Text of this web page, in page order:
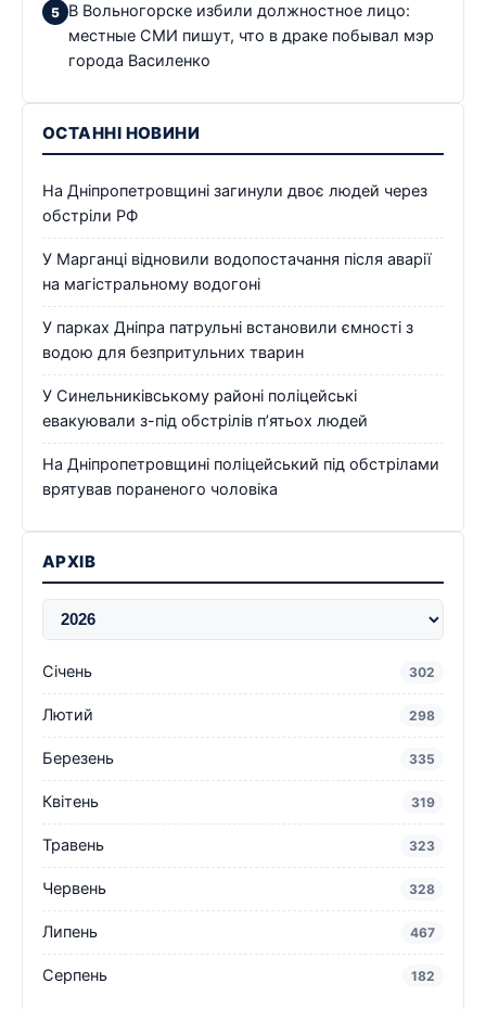
В Вольногорске избили должностное лицо:
местные СМИ пишут, что в драке побывал мэр
города Василенко
ОСТАННІ НОВИНИ
На Дніпропетровщині загинули двоє людей через
обстріли РФ
У Марганці відновили водопостачання після аварії
на магістральному водогоні
У парках Дніпра патрульні встановили ємності з
водою для безпритульних тварин
У Синельниківському районі поліцейські
евакуювали з-під обстрілів п’ятьох людей
На Дніпропетровщині поліцейський під обстрілами
врятував пораненого чоловіка
АРХІВ
Січень 302
Лютий 298
Березень 335
Квітень 319
Травень 323
Червень 328
Липень 467
Серпень 182